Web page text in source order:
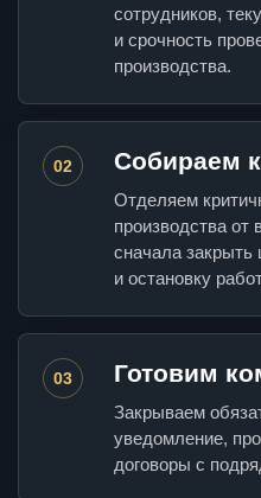
сотрудников,
и срочность
производства.
02 Собираем
Отделяем
производства от
сначала
и остановку
03 Готовим
Закрываем
уведомление,
договоры с